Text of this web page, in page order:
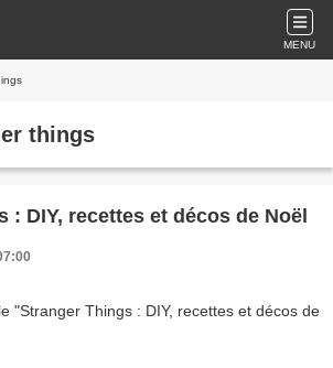
MENU
things
: DIY, recettes et décos de Noël